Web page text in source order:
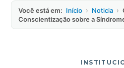
Você está em: Início › Noticia ›
Conscientização sobre a